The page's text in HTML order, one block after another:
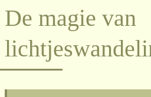
De magie van